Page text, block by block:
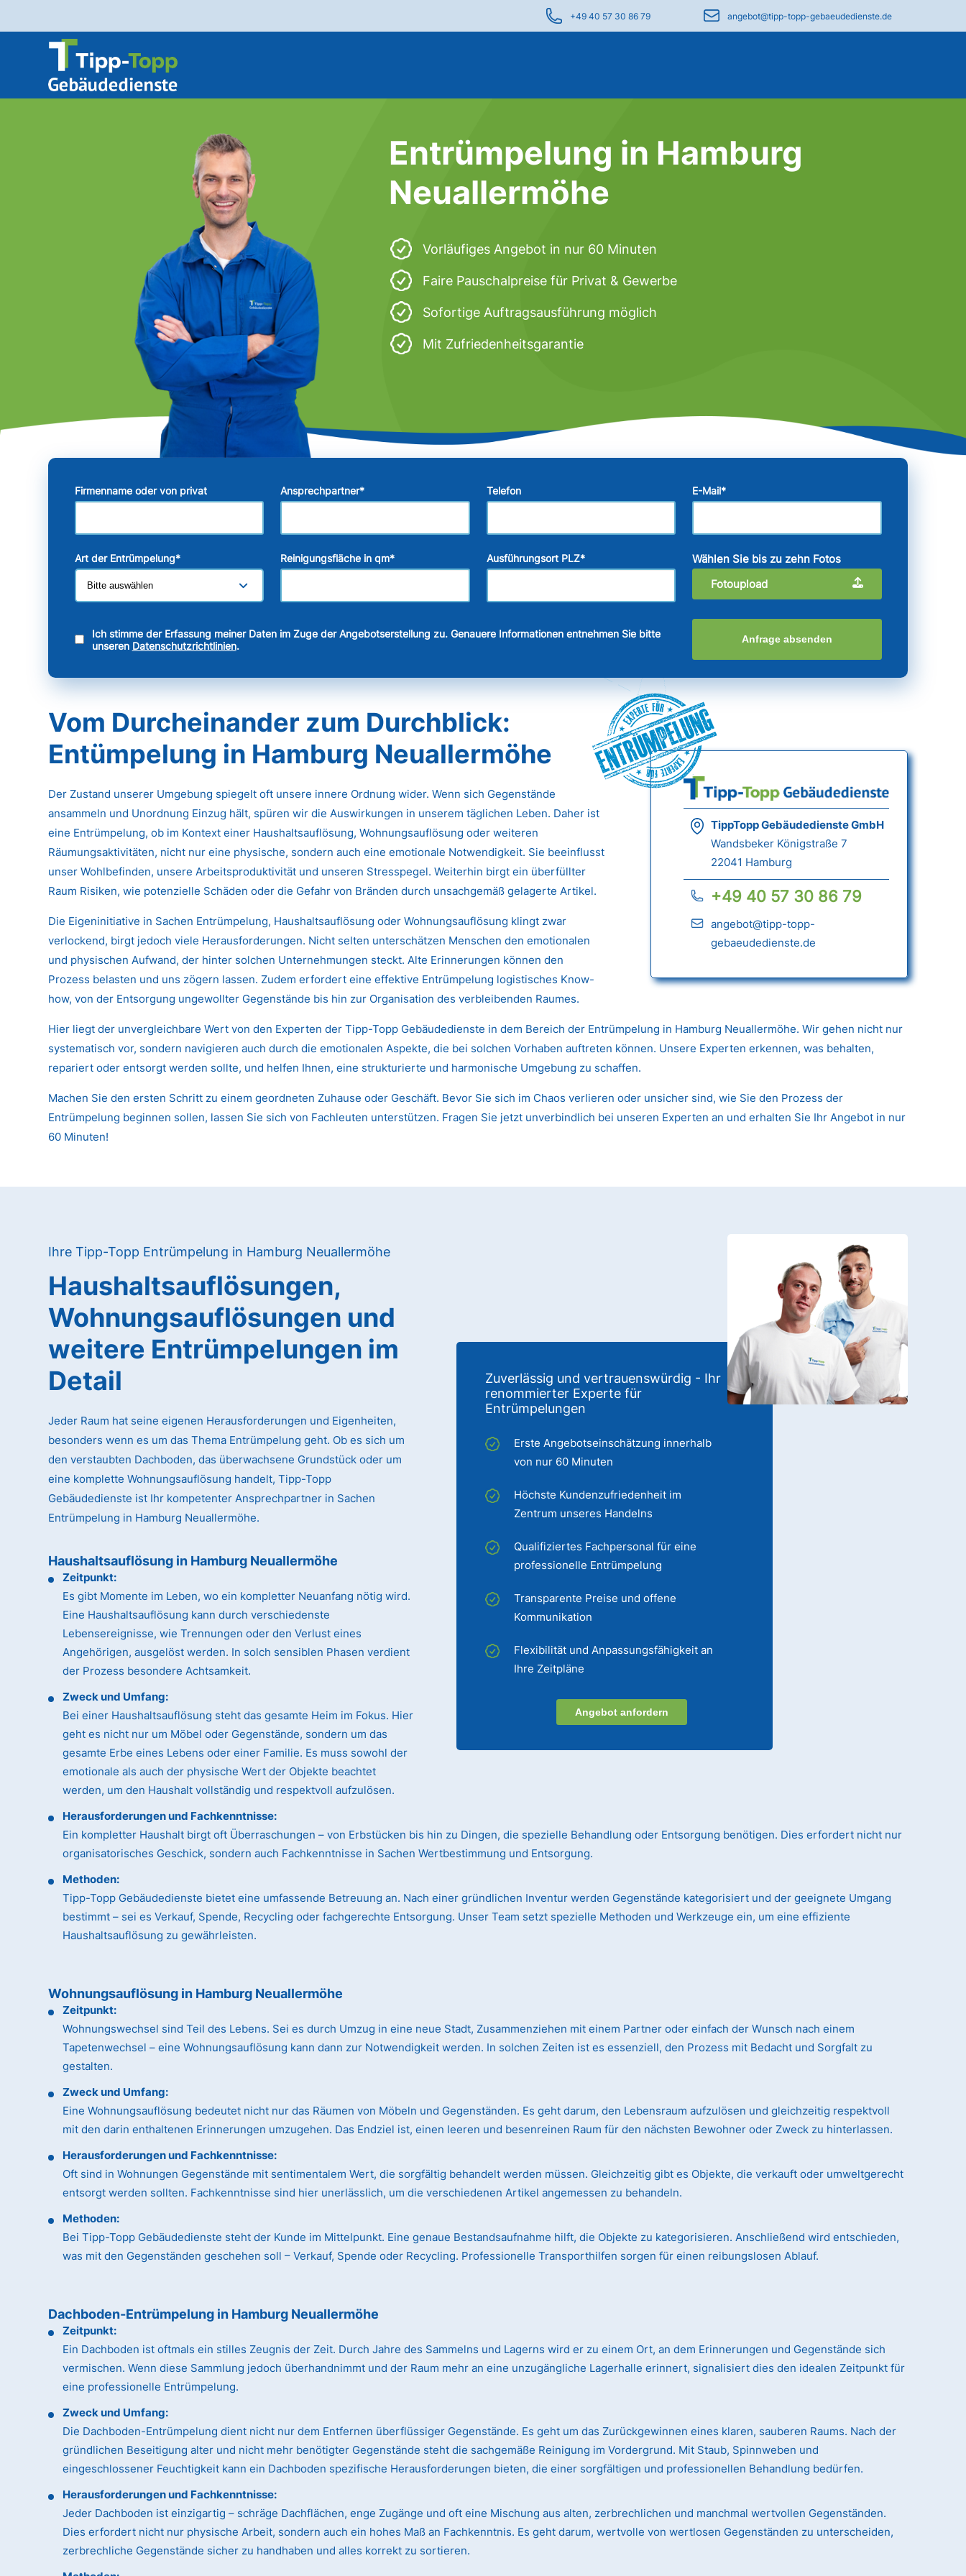
+49 40 57 30 86 79 angebot@tipp-topp-gebaeudedienste.de
Entrümpelung in Hamburg
Neuallermöhe
Vorläufiges Angebot in nur 60 Minuten
Faire Pauschalpreise für Privat & Gewerbe
Sofortige Auftragsausführung möglich
Mit Zufriedenheitsgarantie
Firmenname oder von privat Ansprechpartner* Telefon E-Mail*
Art der Entrümpelung* Reinigungsfläche in qm* Ausführungsort PLZ*
Wählen Sie bis zu zehn Fotos
Fotoupload
Ich stimme der Erfassung meiner Daten im Zuge der Angebotserstellung zu. Genauere Informationen entnehmen Sie bitte
unseren Datenschutzrichtlinien.
Anfrage absenden
Vom Durcheinander zum Durchblick:
Entümpelung in Hamburg Neuallermöhe
Entrümpelung
TippTopp Gebäudedienste GmbH
Wandsbeker Königstraße 7
22041 Hamburg
+49 40 57 30 86 79
angebot@tipp-topp-
gebaeudedienste.de
Der Zustand unserer Umgebung spiegelt oft unsere innere Ordnung wider. Wenn sich Gegenstände
ansammeln und Unordnung Einzug hält, spüren wir die Auswirkungen in unserem täglichen Leben. Daher ist
eine Entrümpelung, ob im Kontext einer Haushaltsauflösung, Wohnungsauflösung oder weiteren
Räumungsaktivitäten, nicht nur eine physische, sondern auch eine emotionale Notwendigkeit. Sie beeinflusst
unser Wohlbefinden, unsere Arbeitsproduktivität und unseren Stresspegel. Weiterhin birgt ein überfüllter
Raum Risiken, wie potenzielle Schäden oder die Gefahr von Bränden durch unsachgemäß gelagerte Artikel.
Die Eigeninitiative in Sachen Entrümpelung, Haushaltsauflösung oder Wohnungsauflösung klingt zwar
verlockend, birgt jedoch viele Herausforderungen. Nicht selten unterschätzen Menschen den emotionalen
und physischen Aufwand, der hinter solchen Unternehmungen steckt. Alte Erinnerungen können den
Prozess belasten und uns zögern lassen. Zudem erfordert eine effektive Entrümpelung logistisches Know-
how, von der Entsorgung ungewollter Gegenstände bis hin zur Organisation des verbleibenden Raumes.
Hier liegt der unvergleichbare Wert von den Experten der Tipp-Topp Gebäudedienste in dem Bereich der Entrümpelung in Hamburg Neuallermöhe. Wir gehen nicht nur
systematisch vor, sondern navigieren auch durch die emotionalen Aspekte, die bei solchen Vorhaben auftreten können. Unsere Experten erkennen, was behalten,
repariert oder entsorgt werden sollte, und helfen Ihnen, eine strukturierte und harmonische Umgebung zu schaffen.
Machen Sie den ersten Schritt zu einem geordneten Zuhause oder Geschäft. Bevor Sie sich im Chaos verlieren oder unsicher sind, wie Sie den Prozess der
Entrümpelung beginnen sollen, lassen Sie sich von Fachleuten unterstützen. Fragen Sie jetzt unverbindlich bei unseren Experten an und erhalten Sie Ihr Angebot in nur
60 Minuten!
Ihre Tipp-Topp Entrümpelung in Hamburg Neuallermöhe
Zuverlässig und vertrauenswürdig - Ihr
renommierter Experte für
Entrümpelungen
Erste Angebotseinschätzung innerhalb
von nur 60 Minuten
Höchste Kundenzufriedenheit im
Zentrum unseres Handelns
Qualifiziertes Fachpersonal für eine
professionelle Entrümpelung
Transparente Preise und offene
Kommunikation
Flexibilität und Anpassungsfähigkeit an
Ihre Zeitpläne
Angebot anfordern
Haushaltsauflösungen,
Wohnungsauflösungen und
weitere Entrümpelungen im
Detail
Jeder Raum hat seine eigenen Herausforderungen und Eigenheiten,
besonders wenn es um das Thema Entrümpelung geht. Ob es sich um
den verstaubten Dachboden, das überwachsene Grundstück oder um
eine komplette Wohnungsauflösung handelt, Tipp-Topp
Gebäudedienste ist Ihr kompetenter Ansprechpartner in Sachen
Entrümpelung in Hamburg Neuallermöhe.
Haushaltsauflösung in Hamburg Neuallermöhe
Zeitpunkt:
Es gibt Momente im Leben, wo ein kompletter Neuanfang nötig wird.
Eine Haushaltsauflösung kann durch verschiedenste
Lebensereignisse, wie Trennungen oder den Verlust eines
Angehörigen, ausgelöst werden. In solch sensiblen Phasen verdient
der Prozess besondere Achtsamkeit.
Zweck und Umfang:
Bei einer Haushaltsauflösung steht das gesamte Heim im Fokus. Hier
geht es nicht nur um Möbel oder Gegenstände, sondern um das
gesamte Erbe eines Lebens oder einer Familie. Es muss sowohl der
emotionale als auch der physische Wert der Objekte beachtet
werden, um den Haushalt vollständig und respektvoll aufzulösen.
Herausforderungen und Fachkenntnisse:
Ein kompletter Haushalt birgt oft Überraschungen – von Erbstücken bis hin zu Dingen, die spezielle Behandlung oder Entsorgung benötigen. Dies erfordert nicht nur
organisatorisches Geschick, sondern auch Fachkenntnisse in Sachen Wertbestimmung und Entsorgung.
Methoden:
Tipp-Topp Gebäudedienste bietet eine umfassende Betreuung an. Nach einer gründlichen Inventur werden Gegenstände kategorisiert und der geeignete Umgang
bestimmt – sei es Verkauf, Spende, Recycling oder fachgerechte Entsorgung. Unser Team setzt spezielle Methoden und Werkzeuge ein, um eine effiziente
Haushaltsauflösung zu gewährleisten.
Wohnungsauflösung in Hamburg Neuallermöhe
Zeitpunkt:
Wohnungswechsel sind Teil des Lebens. Sei es durch Umzug in eine neue Stadt, Zusammenziehen mit einem Partner oder einfach der Wunsch nach einem
Tapetenwechsel – eine Wohnungsauflösung kann dann zur Notwendigkeit werden. In solchen Zeiten ist es essenziell, den Prozess mit Bedacht und Sorgfalt zu
gestalten.
Zweck und Umfang:
Eine Wohnungsauflösung bedeutet nicht nur das Räumen von Möbeln und Gegenständen. Es geht darum, den Lebensraum aufzulösen und gleichzeitig respektvoll
mit den darin enthaltenen Erinnerungen umzugehen. Das Endziel ist, einen leeren und besenreinen Raum für den nächsten Bewohner oder Zweck zu hinterlassen.
Herausforderungen und Fachkenntnisse:
Oft sind in Wohnungen Gegenstände mit sentimentalem Wert, die sorgfältig behandelt werden müssen. Gleichzeitig gibt es Objekte, die verkauft oder umweltgerecht
entsorgt werden sollten. Fachkenntnisse sind hier unerlässlich, um die verschiedenen Artikel angemessen zu behandeln.
Methoden:
Bei Tipp-Topp Gebäudedienste steht der Kunde im Mittelpunkt. Eine genaue Bestandsaufnahme hilft, die Objekte zu kategorisieren. Anschließend wird entschieden,
was mit den Gegenständen geschehen soll – Verkauf, Spende oder Recycling. Professionelle Transporthilfen sorgen für einen reibungslosen Ablauf.
Dachboden-Entrümpelung in Hamburg Neuallermöhe
Zeitpunkt:
Ein Dachboden ist oftmals ein stilles Zeugnis der Zeit. Durch Jahre des Sammelns und Lagerns wird er zu einem Ort, an dem Erinnerungen und Gegenstände sich
vermischen. Wenn diese Sammlung jedoch überhandnimmt und der Raum mehr an eine unzugängliche Lagerhalle erinnert, signalisiert dies den idealen Zeitpunkt für
eine professionelle Entrümpelung.
Zweck und Umfang:
Die Dachboden-Entrümpelung dient nicht nur dem Entfernen überflüssiger Gegenstände. Es geht um das Zurückgewinnen eines klaren, sauberen Raums. Nach der
gründlichen Beseitigung alter und nicht mehr benötigter Gegenstände steht die sachgemäße Reinigung im Vordergrund. Mit Staub, Spinnweben und
eingeschlossener Feuchtigkeit kann ein Dachboden spezifische Herausforderungen bieten, die einer sorgfältigen und professionellen Behandlung bedürfen.
Herausforderungen und Fachkenntnisse:
Jeder Dachboden ist einzigartig – schräge Dachflächen, enge Zugänge und oft eine Mischung aus alten, zerbrechlichen und manchmal wertvollen Gegenständen.
Dies erfordert nicht nur physische Arbeit, sondern auch ein hohes Maß an Fachkenntnis. Es geht darum, wertvolle von wertlosen Gegenständen zu unterscheiden,
zerbrechliche Gegenstände sicher zu handhaben und alles korrekt zu sortieren.